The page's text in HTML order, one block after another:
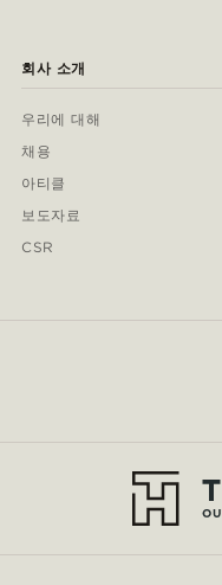
회사 소개
우리에 대해
채용
아티클
보도자료
CSR